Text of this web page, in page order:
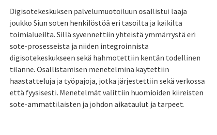
Digisotekeskuksen palvelumuotoiluun osallistui laaja
joukko Siun soten henkilöstöä eri tasoilta ja kaikilta
toimialueilta. Sillä syvennettiin yhteistä ymmärrystä eri
sote-prosesseista ja niiden integroinnista
digisotekeskukseen sekä hahmotettiin kentän todellinen
tilanne. Osallistamisen menetelminä käytettiin
haastatteluja ja työpajoja, jotka järjestettiin sekä verkossa
että fyysisesti. Menetelmät valittiin huomioiden kiireisten
sote-ammattilaisten ja johdon aikataulut ja tarpeet.